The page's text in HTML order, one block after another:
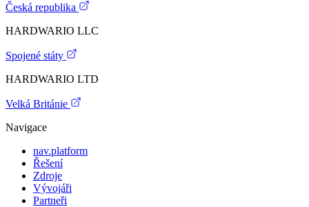
Česká republika
HARDWARIO LLC
Spojené státy
HARDWARIO LTD
Velká Británie
Navigace
nav.platform
Řešení
Zdroje
Vývojáři
Partneři